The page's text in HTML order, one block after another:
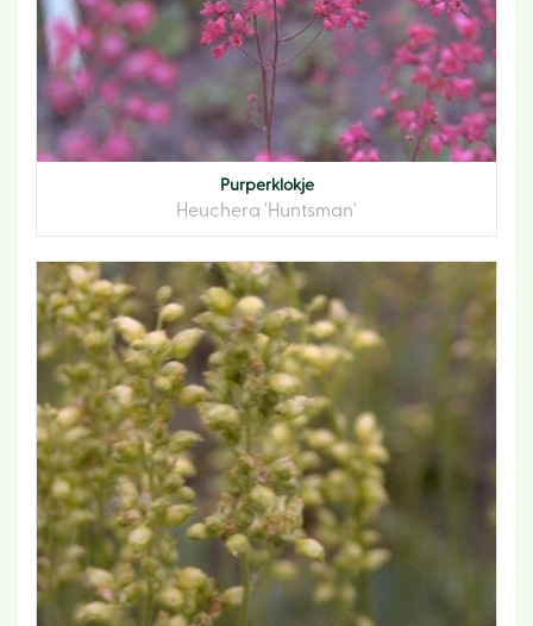
Purperklokje
Heuchera 'Huntsman'